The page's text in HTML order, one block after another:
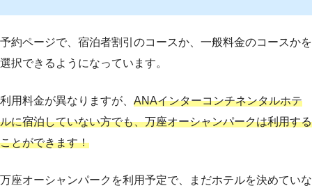
予約ページで、宿泊者割引のコースか、一般料金のコースかを
選択できるようになっています。
利用料金が異なりますが、 ANAインターコンチネンタルホテ
ルに宿泊していない方でも、万座オーシャンパークは利用する
ことができます！
万座オーシャンパークを利用予定で、まだホテルを決めていな